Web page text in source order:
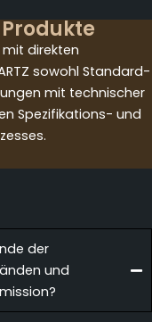
mit direkten
sowohl Standard-
mit technischer
Spezifikations- und
der
und